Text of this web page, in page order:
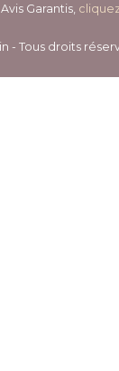
Garantis,
- Tous droits